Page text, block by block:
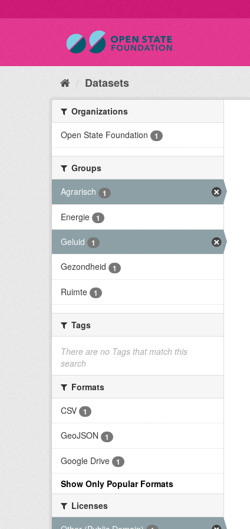
Datasets
Organizations
Open State Foundation
1
Groups
Agrarisch
1
Energie 1
Geluid 1
Gezondheid 1
Ruimte 1
Tags
There are no Tags that match this
search
Formats
CSV
1
GeoJSON 1
Google Drive 1
Show Only Popular Formats
Licenses